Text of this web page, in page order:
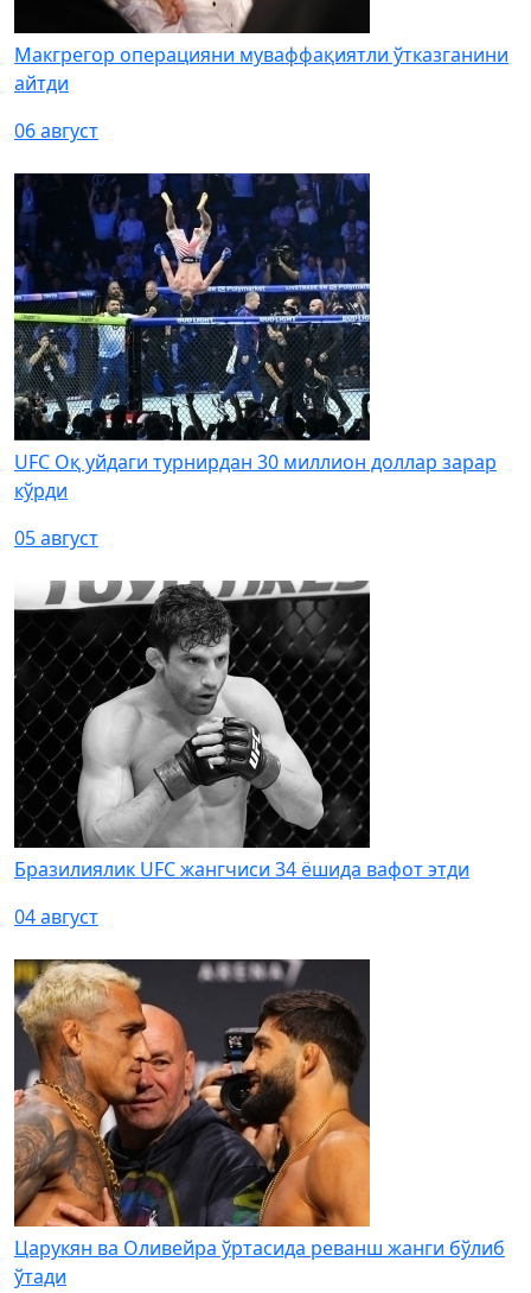
Макгрегор операцияни муваффақиятли ўтказганини
айтди
06 август
UFC Оқ уйдаги турнирдан 30 миллион доллар зарар
кўрди
05 август
Бразилиялик UFC жангчиси 34 ёшида вафот этди
04 август
Царукян ва Оливейра ўртасида реванш жанги бўлиб
ўтади